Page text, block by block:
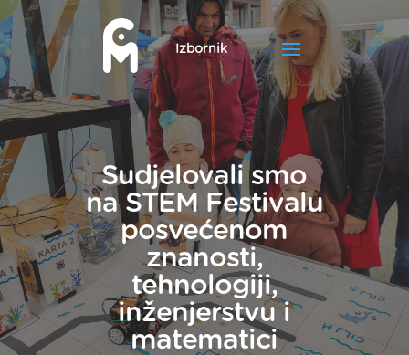
Sudjelovali smo
na STEM Festivalu
posvećenom
znanosti,
tehnologiji,
inženjerstvu i
matematici